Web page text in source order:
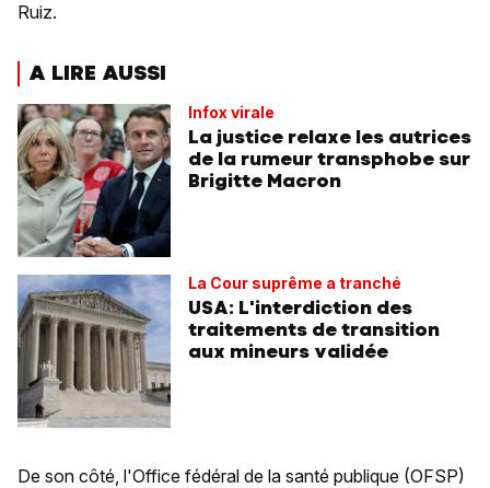
Ruiz.
A LIRE AUSSI
Infox virale
La justice relaxe les autrices
de la rumeur transphobe sur
Brigitte Macron
La Cour suprême a tranché
USA: L'interdiction des
traitements de transition
aux mineurs validée
De son côté, l'Office fédéral de la santé publique (OFSP)